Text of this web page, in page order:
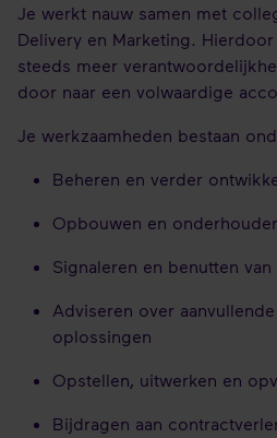
Je werkt nauw samen met
Delivery en Marketing.
steeds meer
door naar een volwaardige
Je werkzaamheden bestaan
Beheren en verder
Opbouwen en
Signaleren en benutten
Adviseren over
oplossingen
Opstellen, uitwerken en
Bijdragen aan